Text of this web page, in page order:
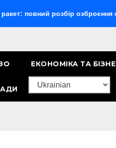
розбір озброєння
ЕКОНОМІКА ТА